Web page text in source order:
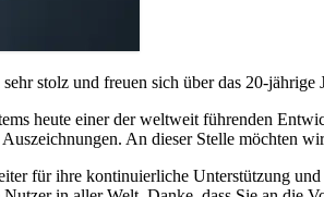
stolz und freuen sich über das 20-jährige
heute einer der weltweit führenden
An dieser Stelle möchten
für ihre kontinuierliche Unterstützung